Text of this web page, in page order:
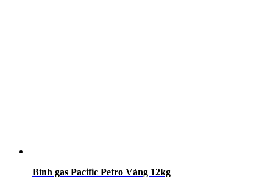
Bình gas Pacific Petro Vàng 12kg